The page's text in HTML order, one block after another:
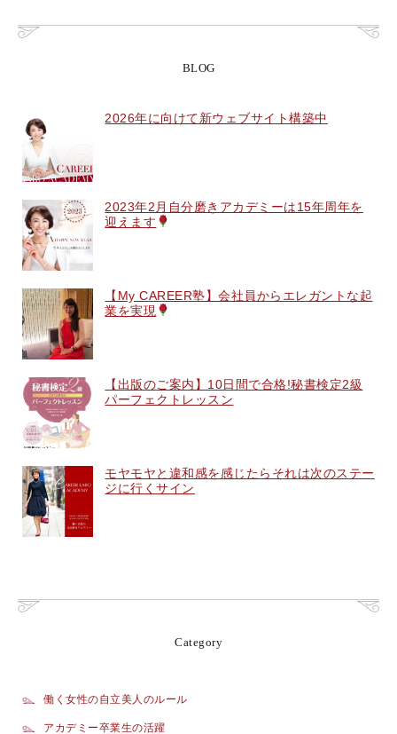
BLOG
2026年に向けて新ウェブサイト構築中
2023年2月自分磨きアカデミーは15年周年を
迎えます
【My CAREER塾】会社員からエレガントな起
業を実現
【出版のご案内】10日間で合格!秘書検定2級
パーフェクトレッスン
モヤモヤと違和感を感じたらそれは次のステー
ジに行くサイン
Category
働く女性の自立美人のルール
アカデミー卒業生の活躍